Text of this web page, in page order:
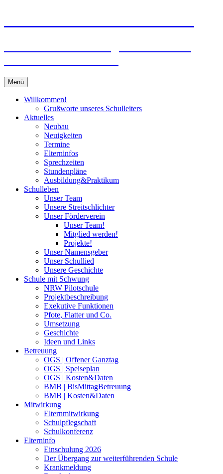
Menü
Willkommen!
Grußworte unseres Schulleiters
Aktuelles
Neubau
Neuigkeiten
Termine
Elterninfos
Sprechzeiten
Stundenpläne
Ausbildung&Praktikum
Schulleben
Unser Team
Unsere Streitschlichter
Unser Förderverein
Unser Team!
Mitglied werden!
Projekte!
Unser Namensgeber
Unser Schullied
Unsere Geschichte
Schule mit Schwung
NRW Pilotschule
Projektbeschreibung
Exekutive Funktionen
Pfote, Flatter und Co.
Umsetzung
Geschichte
Ideen und Links
Betreuung
OGS | Offener Ganztag
OGS | Speiseplan
OGS | Kosten&Daten
BMB | BisMittagBetreuung
BMB | Kosten&Daten
Mitwirkung
Elternmitwirkung
Schulpflegschaft
Schulkonferenz
Elterninfo
Einschulung 2026
Der Übergang zur weiterführenden Schule
Krankmeldung